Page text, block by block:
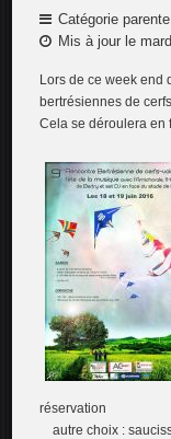
Catégorie
Mis à jour le
Lors de ce week end
bertrésiennes de
Cela se déroulera en
réservation
autre choix :